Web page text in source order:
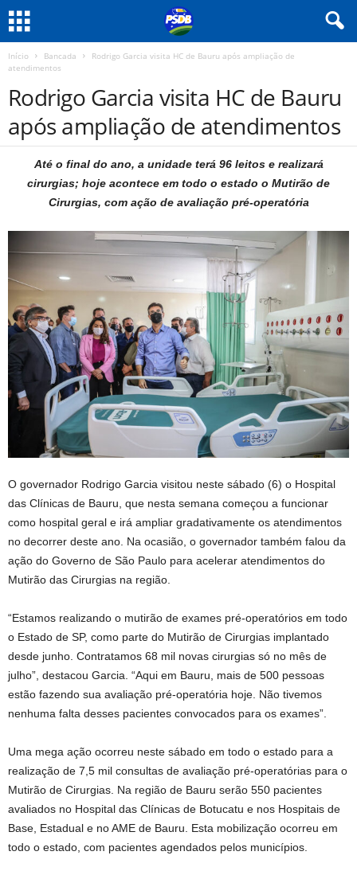
Início Bancada
Rodrigo Garcia visita HC de Bauru após ampliação de
atendimentos
Rodrigo Garcia visita HC de Bauru
após ampliação de atendimentos
Até o final do ano, a unidade terá 96 leitos e realizará
cirurgias; hoje acontece em todo o estado o Mutirão de
Cirurgias, com ação de avaliação pré-operatória
O governador Rodrigo Garcia visitou neste sábado (6) o Hospital
das Clínicas de Bauru, que nesta semana começou a funcionar
como hospital geral e irá ampliar gradativamente os atendimentos
no decorrer deste ano. Na ocasião, o governador também falou da
ação do Governo de São Paulo para acelerar atendimentos do
Mutirão das Cirurgias na região.
“Estamos realizando o mutirão de exames pré-operatórios em todo
o Estado de SP, como parte do Mutirão de Cirurgias implantado
desde junho. Contratamos 68 mil novas cirurgias só no mês de
julho”, destacou Garcia. “Aqui em Bauru, mais de 500 pessoas
estão fazendo sua avaliação pré-operatória hoje. Não tivemos
nenhuma falta desses pacientes convocados para os exames”.
Uma mega ação ocorreu neste sábado em todo o estado para a
realização de 7,5 mil consultas de avaliação pré-operatórias para o
Mutirão de Cirurgias. Na região de Bauru serão 550 pacientes
avaliados no Hospital das Clínicas de Botucatu e nos Hospitais de
Base, Estadual e no AME de Bauru. Esta mobilização ocorreu em
todo o estado, com pacientes agendados pelos municípios.